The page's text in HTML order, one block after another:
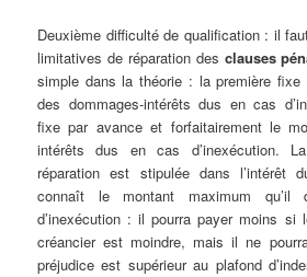
Deuxième difficulté de qualification : il
limitatives de réparation des clauses
simple dans la théorie : la première fixe
des dommages-intérêts dus en cas
fixe par avance et forfaitairement le
intérêts dus en cas d’inexécution.
réparation est stipulée dans l’intérêt
connaît le montant maximum
d’inexécution : il pourra payer moins si
créancier est moindre, mais il ne
préjudice est supérieur au plafond